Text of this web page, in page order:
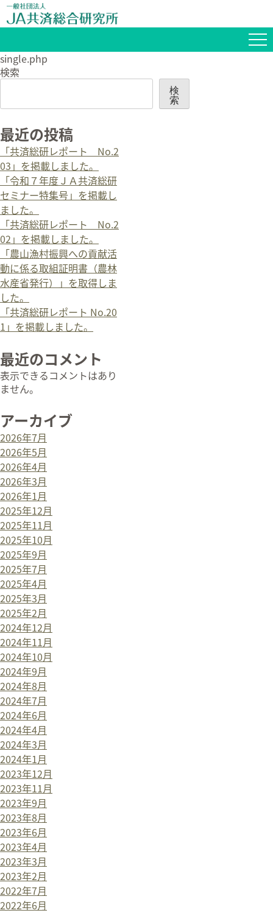
single.php
検索
検
索
最近の投稿
「共済総研レポート No.2
03」を掲載しました。
「令和７年度ＪＡ共済総研
セミナー特集号」を掲載し
ました。
「共済総研レポート No.2
02」を掲載しました。
「農山漁村振興への貢献活
動に係る取組証明書（農林
水産省発行）」を取得しま
した。
「共済総研レポート No.20
1」を掲載しました。
最近のコメント
表示できるコメントはあり
ません。
アーカイブ
2026年7月
2026年5月
2026年4月
2026年3月
2026年1月
2025年12月
2025年11月
2025年10月
2025年9月
2025年7月
2025年4月
2025年3月
2025年2月
2024年12月
2024年11月
2024年10月
2024年9月
2024年8月
2024年7月
2024年6月
2024年4月
2024年3月
2024年1月
2023年12月
2023年11月
2023年9月
2023年8月
2023年6月
2023年4月
2023年3月
2023年2月
2022年7月
2022年6月